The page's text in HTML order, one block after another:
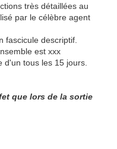
très détaillées au
par le célèbre agent
fascicule descriptif.
est xxx
d'un tous les 15 jours.
que lors de la sortie